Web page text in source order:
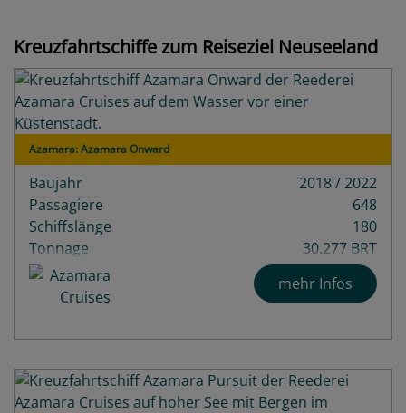
Kreuzfahrtschiffe zum Reiseziel Neuseeland
Azamara: Azamara Onward
Baujahr
2018 / 2022
Passagiere
648
Schiffslänge
180
Tonnage
30.277 BRT
Decks
9
mehr Infos